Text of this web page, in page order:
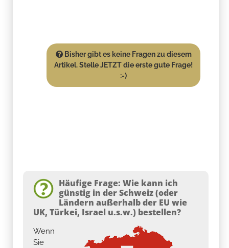
Bisher gibt es keine Fragen zu diesem
Artikel. Stelle JETZT die erste gute Frage!
:-)
Häufige Frage: Wie kann ich
günstig in der Schweiz (oder
Ländern außerhalb der EU wie
UK, Türkei, Israel u.s.w.) bestellen?
Wenn
Sie